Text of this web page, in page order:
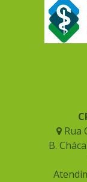
Rua
B.